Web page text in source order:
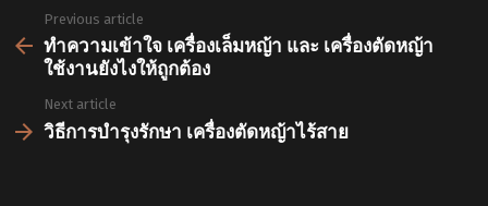
more
Previous article
ทำความเข้าใจ เครื่องเล็มหญ้า และ เครื่องตัดหญ้า
ใช้งานยังไงให้ถูกต้อง
Next article
วิธีการบำรุงรักษา เครื่องตัดหญ้าไร้สาย